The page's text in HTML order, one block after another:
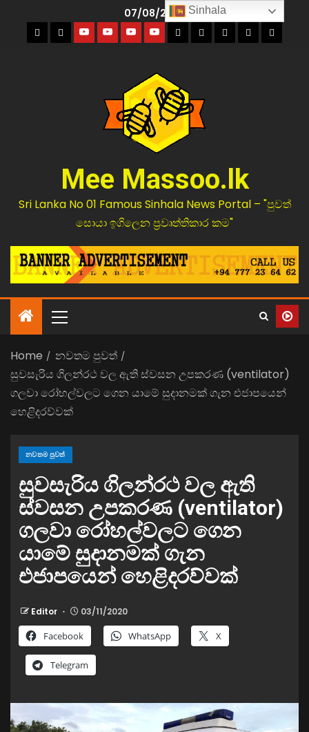
07/08/2026
Mee Massoo.lk
Sri Lanka No 01 Famous Sinhala News Portal – "පුවත්
සොයා ඉගිලෙන ප්‍රවෘත්තිකාර කම"
Home
නවතම පුවත්
සුවසැරිය ගිලන්රථ වල ඇති ස්වසන උපකරණ (ventilator)
ගලවා රෝහල්වලට ගෙන යාමේ සුදානමක් ගැන එජාපයෙන්
හෙළිදරව්වක්
නවතම පුවත්
සුවසැරිය ගිලන්රථ වල ඇති
ස්වසන උපකරණ (ventilator)
ගලවා රෝහල්වලට ගෙන
යාමේ සුදානමක් ගැන
එජාපයෙන් හෙළිදරව්වක්
Editor 03/11/2020
Facebook WhatsApp X
Telegram
Sinhala